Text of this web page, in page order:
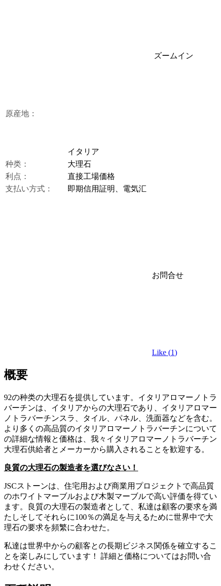
ズームイン
原産地：
イタリア
种类：
大理石
利点：
直接工場価格
支払い方式：
即期信用証明、電気汇
お問合せ
Like (1)
概要
92の种类の大理石を提供しています。イタリアロマーノトラ
バーチンは、イタリアからの大理石であり、イタリアロマー
ノトラバーチンスラ、タイル、パネル、洗面器などを含む。
より多くの高品質のイタリアロマーノトラバーチンについて
の詳細な情報と価格は、我々イタリアロマーノトラバーチン
大理石供給者とメーカーから購入されることを歓迎する。
良質の大理石の製造者を選びなさい！
JSCストーンは、住宅用および商業用プロジェクトで高品質
のホワイトマーブルおよび木製マーブルで高い評価を得てい
ます。良質の大理石の製造者として、私達は顧客の要求を満
たしそしてそれらに100％の満足を与えるために世界中で大
理石の要求を頻繁に合わせた。
私達は世界中からの顧客との長期ビジネス関係を確立するこ
とを楽しみにしています！ 詳細と価格についてはお問い合
わせください。